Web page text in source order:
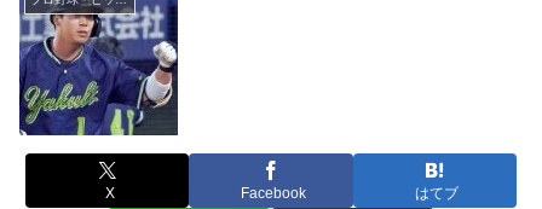
X Facebook はてブ